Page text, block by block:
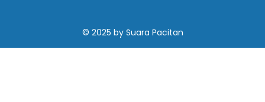
© 2025 by Suara Pacitan